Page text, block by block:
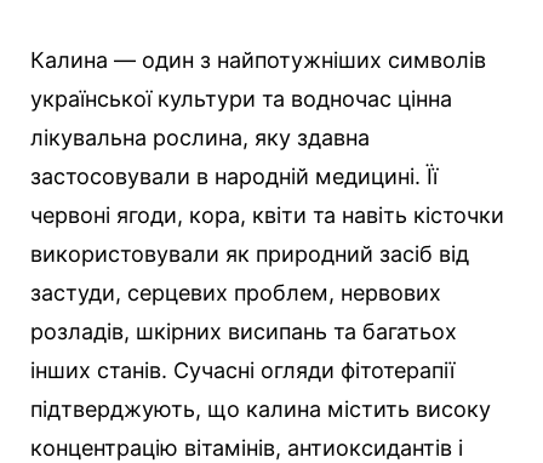
Калина — один з найпотужніших символів
української культури та водночас цінна
лікувальна рослина, яку здавна
застосовували в народній медицині. Її
червоні ягоди, кора, квіти та навіть кісточки
використовували як природний засіб від
застуди, серцевих проблем, нервових
розладів, шкірних висипань та багатьох
інших станів. Сучасні огляди фітотерапії
підтверджують, що калина містить високу
концентрацію вітамінів, антиоксидантів і